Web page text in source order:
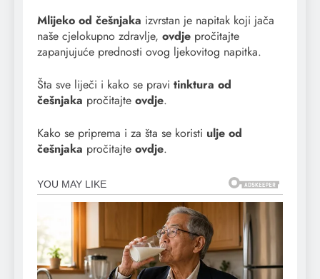
Mlijeko od češnjaka izvrstan je napitak koji jača
naše cjelokupno zdravlje, ovdje pročitajte
zapanjujuće prednosti ovog ljekovitog napitka.
Šta sve liječi i kako se pravi tinktura od
češnjaka pročitajte ovdje.
Kako se priprema i za šta se koristi ulje od
češnjaka pročitajte ovdje.